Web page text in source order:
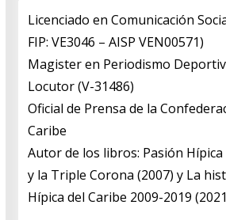
Licenciado en Comunicación
FIP: VE3046 – AISP VEN00571)
​Magister en Periodismo
​Locutor (V-31486)
​Oficial de Prensa de la
Caribe
​Autor de los libros: Pasión Hípica
y la Triple Corona (2007) y La
Hípica del Caribe 2009-2019